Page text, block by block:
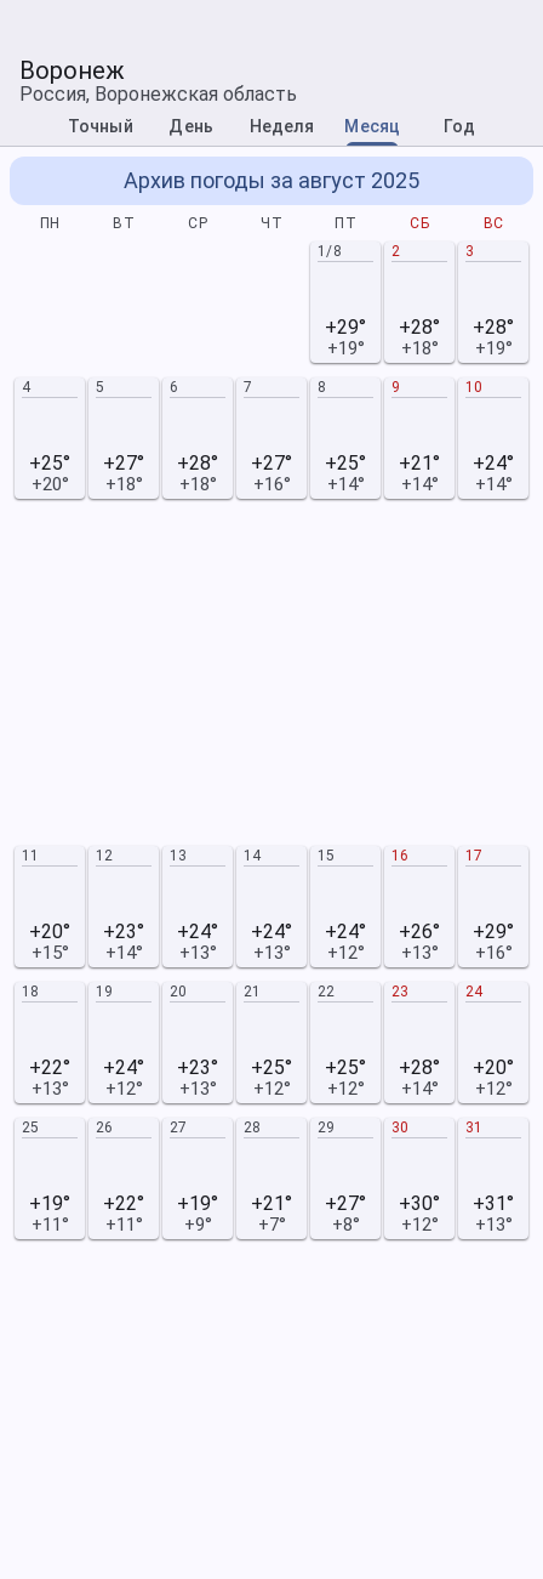
Воронеж
Россия, Воронежская область
Точный День Неделя Месяц Год
Архив погоды за август 2025
ПН ВТ СР ЧТ ПТ СБ
ВС
1/8
+29°
+19°
2
+28°
+18°
3
+28°
+19°
4
+25°
+20°
5
+27°
+18°
6
+28°
+18°
7
+27°
+16°
8
+25°
+14°
9
+21°
+14°
10
+24°
+14°
11
+20°
+15°
12
+23°
+14°
13
+24°
+13°
14
+24°
+13°
15
+24°
+12°
16
+26°
+13°
17
+29°
+16°
18
+22°
+13°
19
+24°
+12°
20
+23°
+13°
21
+25°
+12°
22
+25°
+12°
23
+28°
+14°
24
+20°
+12°
25
+19°
+11°
26
+22°
+11°
27
+19°
+9°
28
+21°
+7°
29
+27°
+8°
30
+30°
+12°
31
+31°
+13°